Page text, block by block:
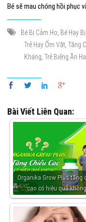
Bé sẽ mau chóng hồi phục
Bé Bị Cảm Ho, Bé Hay
Trẻ Hay Ốm Vặt, Tăng
Kháng, Trẻ Biếng Ăn
Bài Viết Liên Quan:
Organika Grow Plus tăng
cao có hiệu quả